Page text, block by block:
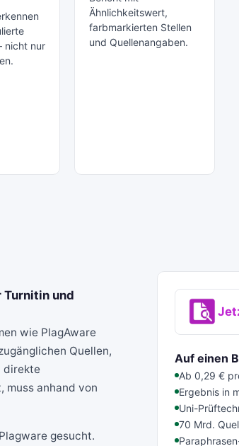
nicht nur
Ähnlichkeitswert,
farbmarkierten Stellen
und Quellenangaben.
Turnitin und
wie PlagAware
Quellen,
direkte
muss anhand von
gesucht.
Auf einen
Ab 0,29 €
Ergebnis in
Uni-
70 Mrd.